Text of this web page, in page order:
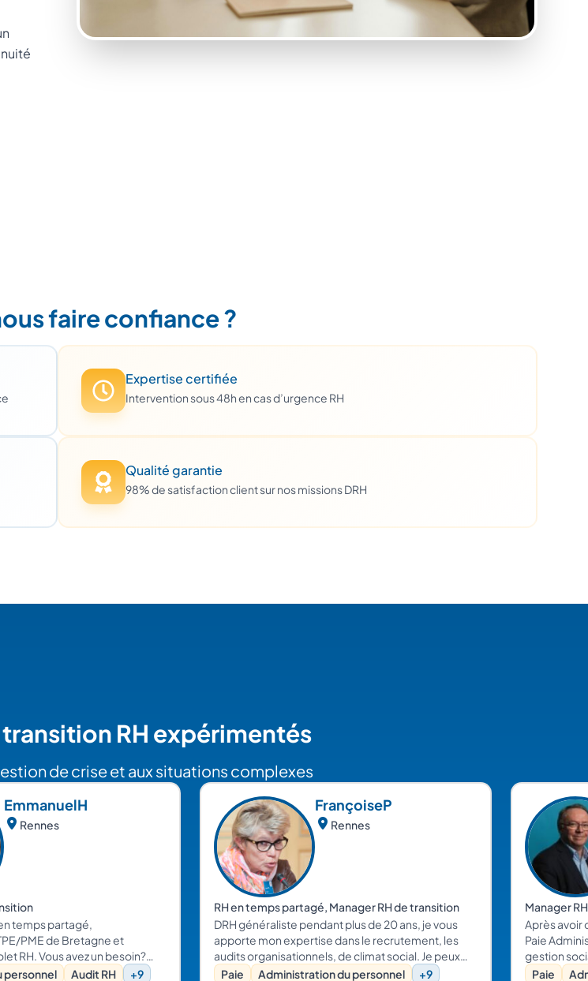
faire confiance ?
Expertise certifiée
Intervention sous 48h en cas d’urgence RH
Qualité garantie
98% de satisfaction client sur nos missions DRH
RH expérimentés
de crise et aux situations complexes
EmmanuelH
Rennes
temps partagé,
PME de Bretagne et
RH. Vous avez un besoin?
personnel Audit RH +9
FrançoiseP
Rennes
RH en temps partagé, Manager RH de transition
DRH généraliste pendant plus de 20 ans, je vous
apporte mon expertise dans le recrutement, les
audits organisationnels, de climat social. Je peux
vous accompagner dans la mise en place d'une
Paie Administration du personnel +9
Manager
Après avoir
Paie
gestion
entreprises
Paie